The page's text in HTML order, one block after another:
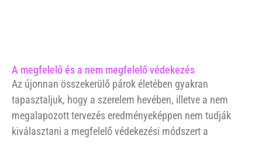
A megfelelő és a nem megfelelő védekezés
Az újonnan összekerülő párok életében gyakran
tapasztaljuk, hogy a szerelem hevében, illetve a nem
megalapozott tervezés eredményeképpen nem tudják
kiválasztani a megfelelő védekezési módszert a